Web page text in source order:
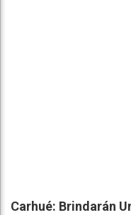
Carhué: Brindarán